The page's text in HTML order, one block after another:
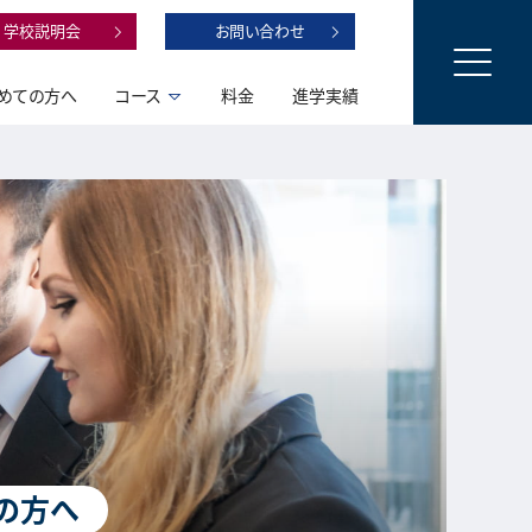
学校説明会 お問い合わせ
ての方へ コース 料金 進学実績
方へ